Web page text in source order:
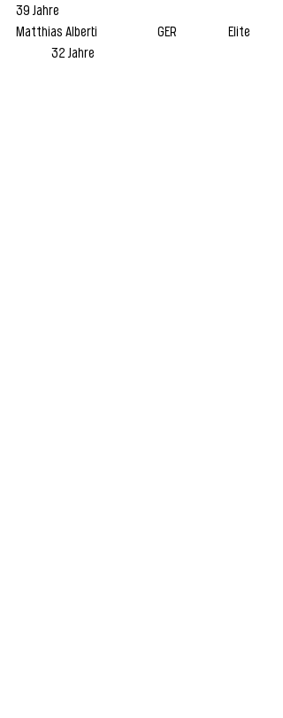
39 Jahre
Matthias Alberti 		GER 		Elite
	32 Jahre